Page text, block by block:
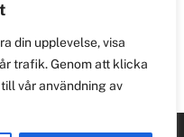
din upplevelse, visa
trafik. Genom att klicka
vår användning av